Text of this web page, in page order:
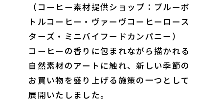
（コーヒー素材提供ショップ：ブルーボ
トルコーヒー・ヴァーヴコーヒーロース
ターズ・ミニバイフードカンパニー）
コーヒーの香りに包まれながら描かれる
自然素材のアートに触れ、新しい季節の
お買い物を盛り上げる施策の一つとして
展開いたしました。